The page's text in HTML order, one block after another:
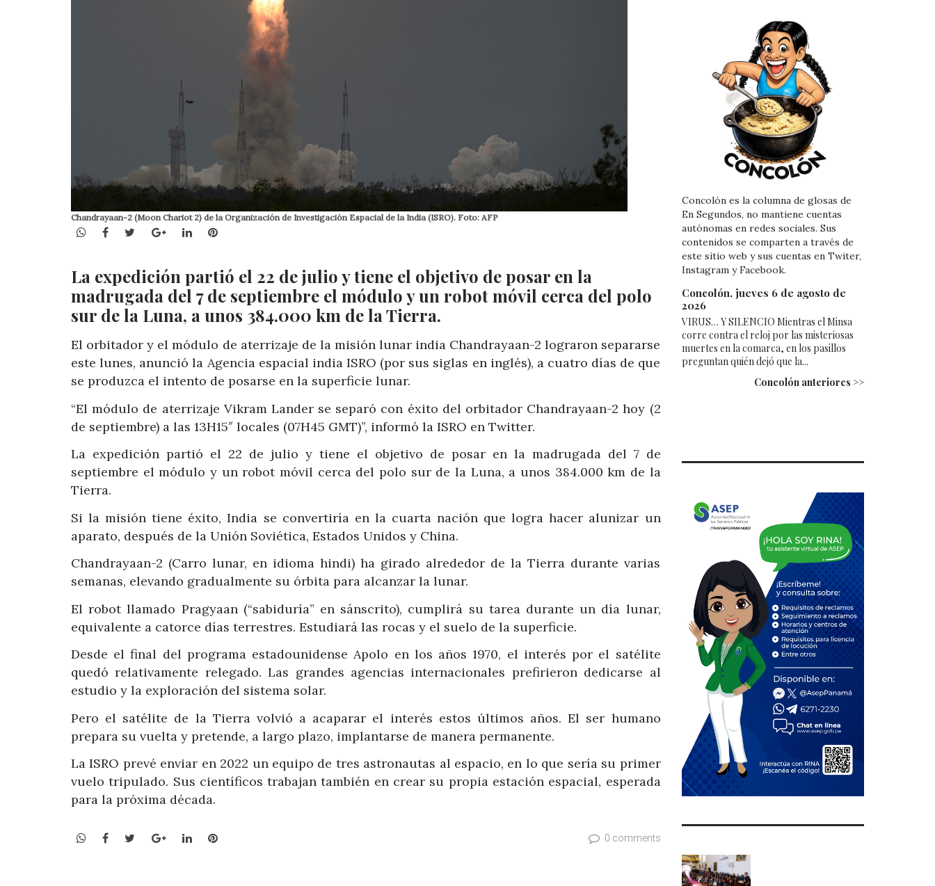
Chandrayaan-2 (Moon Chariot 2) de la Organización de Investigación Espacial de la India (ISRO). Foto: AFP
WhatsApp
Facebook
TwitterGoogle+LinkedInPinterest
La expedición partió el 22 de julio y tiene el objetivo de posar en la
madrugada del 7 de septiembre el módulo y un robot móvil cerca del polo
sur de la Luna, a unos 384.000 km de la Tierra.
El orbitador y el módulo de aterrizaje de la misión lunar india Chandrayaan-2 lograron separarse
este lunes, anunció la Agencia espacial india ISRO (por sus siglas en inglés), a cuatro días de que
se produzca el intento de posarse en la superficie lunar.
“El módulo de aterrizaje Vikram Lander se separó con éxito del orbitador Chandrayaan-2 hoy (2
de septiembre) a las 13H15″ locales (07H45 GMT)”, informó la ISRO en Twitter.
La expedición partió el 22 de julio y tiene el objetivo de posar en la madrugada del 7 de
septiembre el módulo y un robot móvil cerca del polo sur de la Luna, a unos 384.000 km de la
Tierra.
Si la misión tiene éxito, India se convertiría en la cuarta nación que logra hacer alunizar un
aparato, después de la Unión Soviética, Estados Unidos y China.
Chandrayaan-2 (Carro lunar, en idioma hindi) ha girado alrededor de la Tierra durante varias
semanas, elevando gradualmente su órbita para alcanzar la lunar.
El robot llamado Pragyaan (“sabiduría” en sánscrito), cumplirá su tarea durante un día lunar,
equivalente a catorce días terrestres. Estudiará las rocas y el suelo de la superficie.
Desde el final del programa estadounidense Apolo en los años 1970, el interés por el satélite
quedó relativamente relegado. Las grandes agencias internacionales prefirieron dedicarse al
estudio y la exploración del sistema solar.
Pero el satélite de la Tierra volvió a acaparar el interés estos últimos años. El ser humano
prepara su vuelta y pretende, a largo plazo, implantarse de manera permanente.
La ISRO prevé enviar en 2022 un equipo de tres astronautas al espacio, en lo que sería su primer
vuelo tripulado. Sus científicos trabajan también en crear su propia estación espacial, esperada
para la próxima década.
WhatsApp
Facebook
TwitterGoogle+LinkedInPinterest 0 comments
Concolón es la columna de glosas de
En Segundos, no mantiene cuentas
autónomas en redes sociales. Sus
contenidos se comparten a través de
este sitio web y sus cuentas en Twiter,
Instagram y Facebook.
Concolón, jueves 6 de agosto de
2026
VIRUS… Y SILENCIO Mientras el Minsa
corre contra el reloj por las misteriosas
muertes en la comarca, en los pasillos
preguntan quién dejó que la...
Concolón anteriores >>